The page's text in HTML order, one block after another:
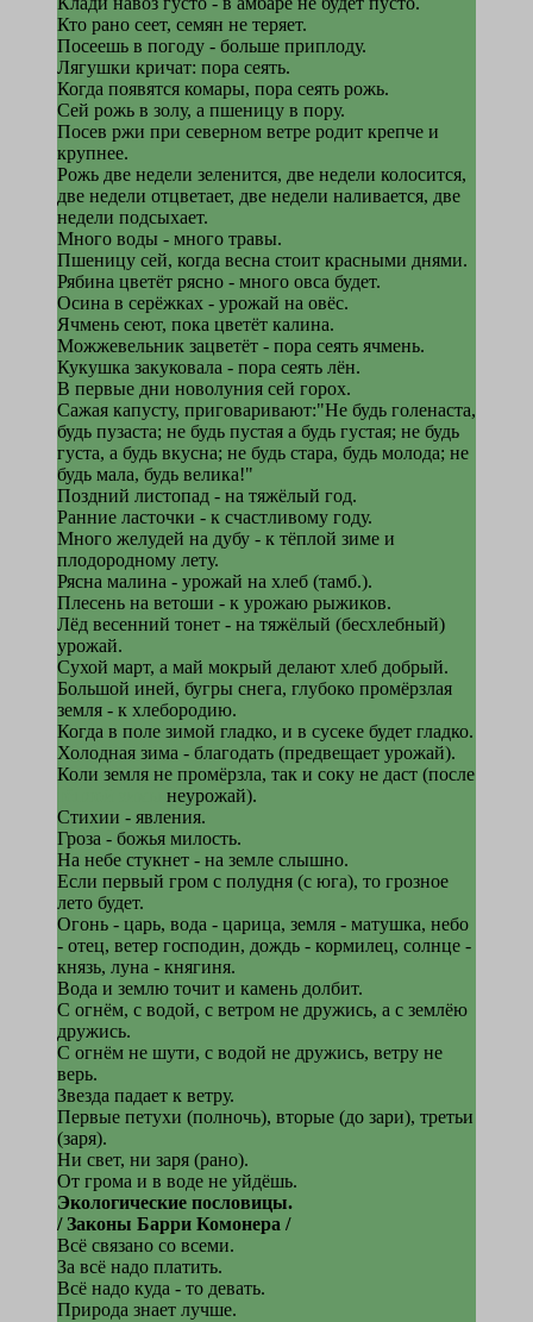
Кто рано сеет, семян не теряет.
Посеешь в погоду - больше приплоду.
Лягушки кричат: пора сеять.
Когда появятся комары, пора сеять рожь.
Сей рожь в золу, а пшеницу в пору.
Посев ржи при северном ветре родит крепче и
крупнее.
Рожь две недели зеленится, две недели колосится,
две недели отцветает, две недели наливается, две
недели подсыхает.
Много воды - много травы.
Пшеницу сей, когда весна стоит красными днями.
Рябина цветёт рясно - много овса будет.
Осина в серёжках - урожай на овёс.
Ячмень сеют, пока цветёт калина.
Можжевельник зацветёт - пора сеять ячмень.
Кукушка закуковала - пора сеять лён.
В первые дни новолуния сей горох.
Сажая капусту, приговаривают:"Не будь голенаста,
будь пузаста; не будь пустая а будь густая; не будь
густа, а будь вкусна; не будь стара, будь молода; не
будь мала, будь велика!"
Поздний листопад - на тяжёлый год.
Ранние ласточки - к счастливому году.
Много желудей на дубу - к тёплой зиме и
плодородному лету.
Рясна малина - урожай на хлеб (тамб.).
Плесень на ветоши - к урожаю рыжиков.
Лёд весенний тонет - на тяжёлый (бесхлебный)
урожай.
Сухой март, а май мокрый делают хлеб добрый.
Большой иней, бугры снега, глубоко промёрзлая
земля - к хлебородию.
Когда в поле зимой гладко, и в сусеке будет гладко.
Холодная зима - благодать (предвещает урожай).
Коли земля не промёрзла, так и соку не даст (после
неурожай).
Стихии - явления.
Гроза - божья милость.
На небе стукнет - на земле слышно.
Если первый гром с полудня (с юга), то грозное
лето будет.
Огонь - царь, вода - царица, земля - матушка, небо
- отец, ветер господин, дождь - кормилец, солнце -
князь, луна - княгиня.
Вода и землю точит и камень долбит.
С огнём, с водой, с ветром не дружись, а с землёю
дружись.
С огнём не шути, с водой не дружись, ветру не
верь.
Звезда падает к ветру.
Первые петухи (полночь), вторые (до зари), третьи
(заря).
Ни свет, ни заря (рано).
От грома и в воде не уйдёшь.
Экологические пословицы.
/ Законы Барри Комонера /
Всё связано со всеми.
За всё надо платить.
Всё надо куда - то девать.
Природа знает лучше.